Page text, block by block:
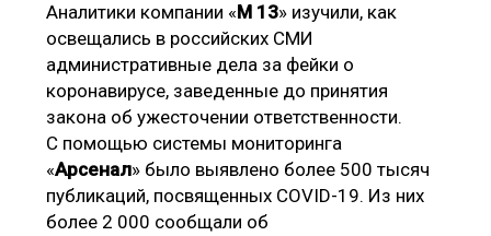
Аналитики компании «М 13» изучили, как
освещались в российских СМИ
административные дела за фейки о
коронавирусе, заведенные до принятия
закона об ужесточении ответственности.
С помощью системы мониторинга
«Арсенал» было выявлено более 500 тысяч
публикаций, посвященных COVID-19. Из них
более 2 000 сообщали об